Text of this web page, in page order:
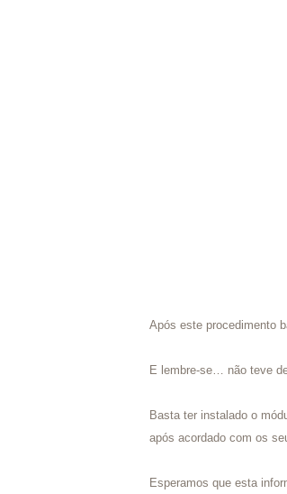
Após este procedimento
E lembre-se… não teve
Basta ter instalado o
após acordado com os
Esperamos que esta